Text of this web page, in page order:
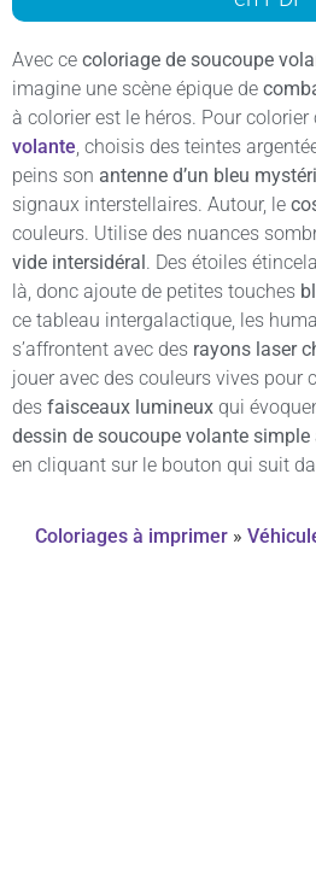
Avec ce coloriage de soucoupe
imagine une scène épique de
à colorier est le héros. Pour colorier
volante, choisis des teintes
peins son antenne d’un bleu
signaux interstellaires. Autour, le
couleurs. Utilise des nuances
vide intersidéral . Des étoiles
là, donc ajoute de petites touches
ce tableau intergalactique, les
s’affrontent avec des rayons laser
jouer avec des couleurs vives pour
des faisceaux lumineux qui
dessin de soucoupe volante simple
en cliquant sur le bouton qui suit
Coloriages à imprimer»